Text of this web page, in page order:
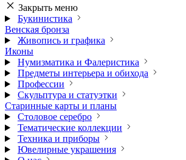
Закрыть меню
Букинистика
Венская бронза
Живопись и графика
Иконы
Нумизматика и Фалеристика
Предметы интерьера и обихода
Профессии
Скульптура и статуэтки
Старинные карты и планы
Столовое серебро
Тематические коллекции
Техника и приборы
Ювелирные украшения